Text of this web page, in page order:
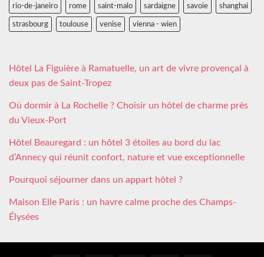
rio-de-janeiro rome saint-malo sardaigne savoie shanghai
strasbourg toulouse venise vienna - wien
Hôtel La Figuière à Ramatuelle, un art de vivre provençal à
deux pas de Saint-Tropez
Où dormir à La Rochelle ? Choisir un hôtel de charme près
du Vieux-Port
Hôtel Beauregard : un hôtel 3 étoiles au bord du lac
d’Annecy qui réunit confort, nature et vue exceptionnelle
Pourquoi séjourner dans un appart hôtel ?
Maison Elle Paris : un havre calme proche des Champs-
Élysées